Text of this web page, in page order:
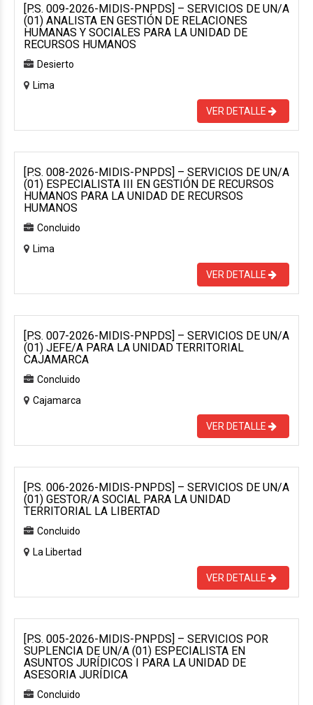
[P.S. 009-2026-MIDIS-PNPDS] – SERVICIOS DE UN/A
(01) ANALISTA EN GESTIÓN DE RELACIONES
HUMANAS Y SOCIALES PARA LA UNIDAD DE
RECURSOS HUMANOS
Desierto
Lima
VER DETALLE
[P.S. 008-2026-MIDIS-PNPDS] – SERVICIOS DE UN/A
(01) ESPECIALISTA III EN GESTIÓN DE RECURSOS
HUMANOS PARA LA UNIDAD DE RECURSOS
HUMANOS
Concluido
Lima
VER DETALLE
[P.S. 007-2026-MIDIS-PNPDS] – SERVICIOS DE UN/A
(01) JEFE/A PARA LA UNIDAD TERRITORIAL
CAJAMARCA
Concluido
Cajamarca
VER DETALLE
[P.S. 006-2026-MIDIS-PNPDS] – SERVICIOS DE UN/A
(01) GESTOR/A SOCIAL PARA LA UNIDAD
TERRITORIAL LA LIBERTAD
Concluido
La Libertad
VER DETALLE
[P.S. 005-2026-MIDIS-PNPDS] – SERVICIOS POR
SUPLENCIA DE UN/A (01) ESPECIALISTA EN
ASUNTOS JURÍDICOS I PARA LA UNIDAD DE
ASESORIA JURÍDICA
Concluido